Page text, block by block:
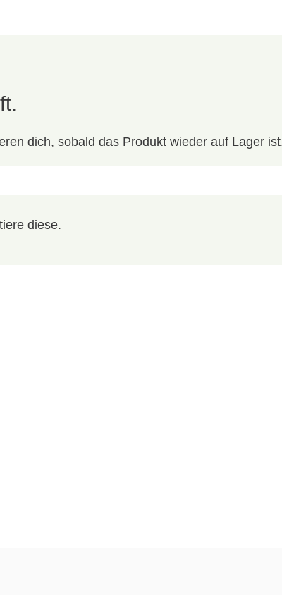
dich, sobald das Produkt wieder auf Lager
diese.